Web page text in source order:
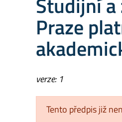
Praze
verze: 1
Tento předpis již